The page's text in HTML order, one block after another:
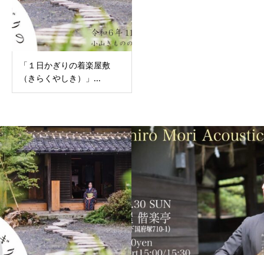
「１日かぎりの着楽屋敷
（きらくやしき）」...